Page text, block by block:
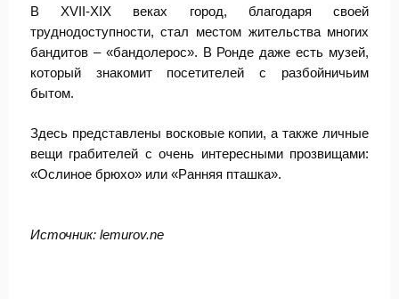
В XVII-XIX веках город, благодаря своей
труднодоступности, стал местом жительства многих
бандитов – «бандолерос». В Ронде даже есть музей,
который знакомит посетителей с разбойничьим
бытом.
Здесь представлены восковые копии, а также личные
вещи грабителей с очень интересными прозвищами:
«Ослиное брюхо» или «Ранняя пташка».
Источник: lemurov.ne